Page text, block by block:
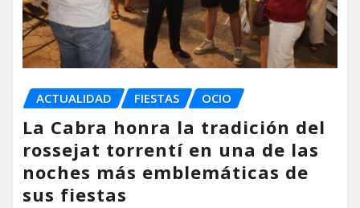
ACTUALIDAD FIESTAS OCIO
La Cabra honra la tradición del
rossejat torrentí en una de las
noches más emblemáticas de
sus fiestas